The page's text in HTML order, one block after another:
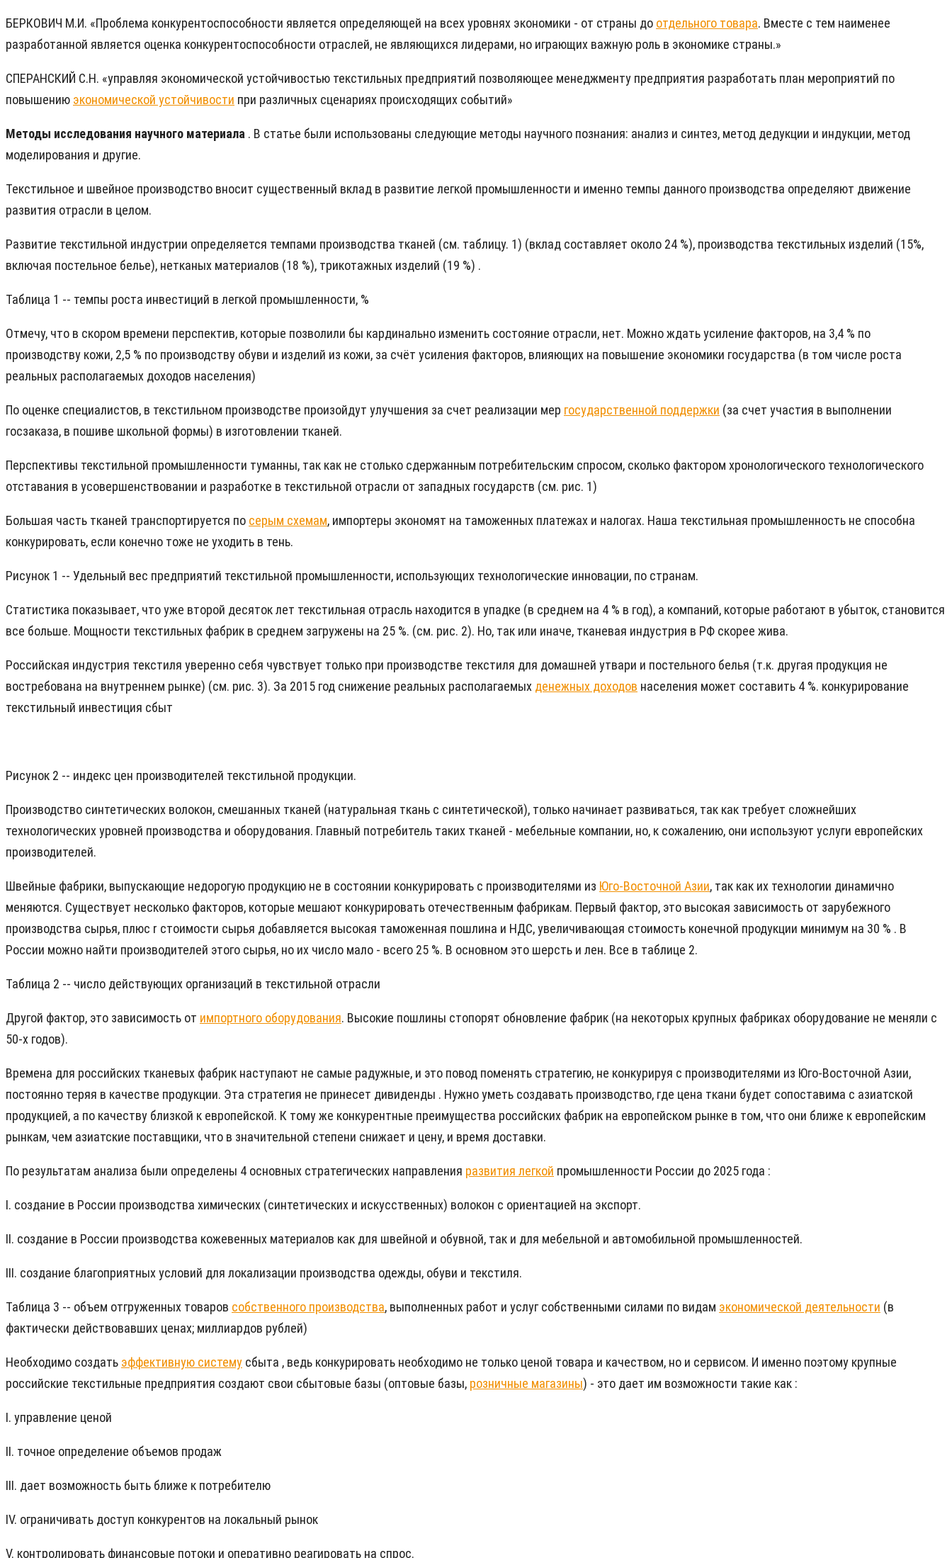
БЕРКОВИЧ М.И. «Проблема конкурентоспособности является определяющей на всех уровнях экономики - от страны до отдельного товара. Вместе с тем наименее
разработанной является оценка конкурентоспособности отраслей, не являющихся лидерами, но играющих важную роль в экономике страны.»
СПЕРАНСКИЙ С.Н. «управляя экономической устойчивостью текстильных предприятий позволяющее менеджменту предприятия разработать план мероприятий по
повышению экономической устойчивости при различных сценариях происходящих событий»
Методы исследования научного материала . В статье были использованы следующие методы научного познания: анализ и синтез, метод дедукции и индукции, метод
моделирования и другие.
Текстильное и швейное производство вносит существенный вклад в развитие легкой промышленности и именно темпы данного производства определяют движение
развития отрасли в целом.
Развитие текстильной индустрии определяется темпами производства тканей (см. таблицу. 1) (вклад составляет около 24 %), производства текстильных изделий (15%,
включая постельное белье), нетканых материалов (18 %), трикотажных изделий (19 %) .
Таблица 1 -- темпы роста инвестиций в легкой промышленности, %
Отмечу, что в скором времени перспектив, которые позволили бы кардинально изменить состояние отрасли, нет. Можно ждать усиление факторов, на 3,4 % по
производству кожи, 2,5 % по производству обуви и изделий из кожи, за счёт усиления факторов, влияющих на повышение экономики государства (в том числе роста
реальных располагаемых доходов населения)
По оценке специалистов, в текстильном производстве произойдут улучшения за счет реализации мер государственной поддержки (за счет участия в выполнении
госзаказа, в пошиве школьной формы) в изготовлении тканей.
Перспективы текстильной промышленности туманны, так как не столько сдержанным потребительским спросом, сколько фактором хронологического технологического
отставания в усовершенствовании и разработке в текстильной отрасли от западных государств (см. рис. 1)
Большая часть тканей транспортируется по серым схемам, импортеры экономят на таможенных платежах и налогах. Наша текстильная промышленность не способна
конкурировать, если конечно тоже не уходить в тень.
Рисунок 1 -- Удельный вес предприятий текстильной промышленности, использующих технологические инновации, по странам.
Статистика показывает, что уже второй десяток лет текстильная отрасль находится в упадке (в среднем на 4 % в год), а компаний, которые работают в убыток, становится
все больше. Мощности текстильных фабрик в среднем загружены на 25 %. (см. рис. 2). Но, так или иначе, тканевая индустрия в РФ скорее жива.
Российская индустрия текстиля уверенно себя чувствует только при производстве текстиля для домашней утвари и постельного белья (т.к. другая продукция не
востребована на внутреннем рынке) (см. рис. 3). За 2015 год снижение реальных располагаемых денежных доходов населения может составить 4 %. конкурирование
текстильный инвестиция сбыт
Рисунок 2 -- индекс цен производителей текстильной продукции.
Производство синтетических волокон, смешанных тканей (натуральная ткань с синтетической), только начинает развиваться, так как требует сложнейших
технологических уровней производства и оборудования. Главный потребитель таких тканей - мебельные компании, но, к сожалению, они используют услуги европейских
производителей.
Швейные фабрики, выпускающие недорогую продукцию не в состоянии конкурировать с производителями из Юго-Восточной Азии, так как их технологии динамично
меняются. Существует несколько факторов, которые мешают конкурировать отечественным фабрикам. Первый фактор, это высокая зависимость от зарубежного
производства сырья, плюс r стоимости сырья добавляется высокая таможенная пошлина и НДС, увеличивающая стоимость конечной продукции минимум на 30 % . В
России можно найти производителей этого сырья, но их число мало - всего 25 %. В основном это шерсть и лен. Все в таблице 2.
Таблица 2 -- число действующих организаций в текстильной отрасли
Другой фактор, это зависимость от импортного оборудования. Высокие пошлины стопорят обновление фабрик (на некоторых крупных фабриках оборудование не меняли с
50-х годов).
Времена для российских тканевых фабрик наступают не самые радужные, и это повод поменять стратегию, не конкурируя с производителями из Юго-Восточной Азии,
постоянно теряя в качестве продукции. Эта стратегия не принесет дивиденды . Нужно уметь создавать производство, где цена ткани будет сопоставима с азиатской
продукцией, а по качеству близкой к европейской. К тому же конкурентные преимущества российских фабрик на европейском рынке в том, что они ближе к европейским
рынкам, чем азиатские поставщики, что в значительной степени снижает и цену, и время доставки.
По результатам анализа были определены 4 основных стратегических направления развития легкой промышленности России до 2025 года :
I. создание в России производства химических (синтетических и искусственных) волокон с ориентацией на экспорт.
II. создание в России производства кожевенных материалов как для швейной и обувной, так и для мебельной и автомобильной промышленностей.
III. создание благоприятных условий для локализации производства одежды, обуви и текстиля.
Таблица 3 -- объем отгруженных товаров собственного производства, выполненных работ и услуг собственными силами по видам экономической деятельности (в
фактически действовавших ценах; миллиардов рублей)
Необходимо создать эффективную систему сбыта , ведь конкурировать необходимо не только ценой товара и качеством, но и сервисом. И именно поэтому крупные
российские текстильные предприятия создают свои сбытовые базы (оптовые базы, розничные магазины) - это дает им возможности такие как :
I. управление ценой
II. точное определение объемов продаж
III. дает возможность быть ближе к потребителю
IV. ограничивать доступ конкурентов на локальный рынок
V. контролировать финансовые потоки и оперативно реагировать на спрос.